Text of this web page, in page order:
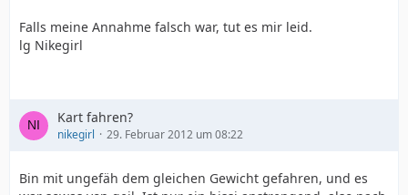
Falls meine Annahme falsch war, tut es mir leid.
lg Nikegirl
Kart fahren?
nikegirl 29. Februar 2012 um 08:22
Bin mit ungefäh dem gleichen Gewicht gefahren, und es